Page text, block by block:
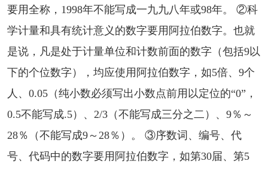
要用全称，1998年不能写成一九九八年或98年。 ②科
学计量和具有统计意义的数字要用阿拉伯数字。也就
是说，凡是处于计量单位和计数前面的数字（包括9以
下的个位数字），均应使用阿拉伯数字，如5倍、9个
人、0.05（纯小数必须写出小数点前用以定位的“0”，
0.5不能写成.5）、2/3（不能写成三分之二）、9％～
28％（不能写成9～28％）。 ③序数词、编号、代
号、代码中的数字要用阿拉伯数字，如第30届、第5